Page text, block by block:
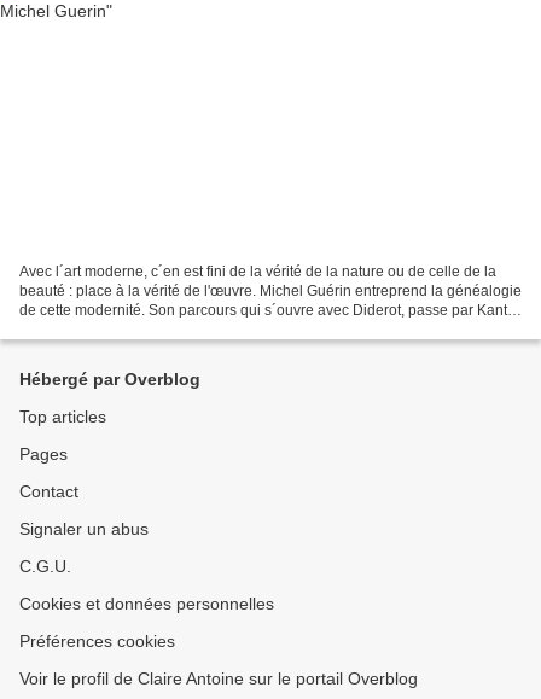
Avec l´art moderne, c´en est fini de la vérité de la nature ou de celle de la
beauté : place à la vérité de l'œuvre. Michel Guérin entreprend la généalogie
de cette modernité. Son parcours qui s´ouvre avec Diderot, passe par Kant,
Hébergé par Overblog
Top articles
Pages
Contact
Signaler un abus
C.G.U.
Cookies et données personnelles
Préférences cookies
Voir le profil de Claire Antoine sur le portail Overblog